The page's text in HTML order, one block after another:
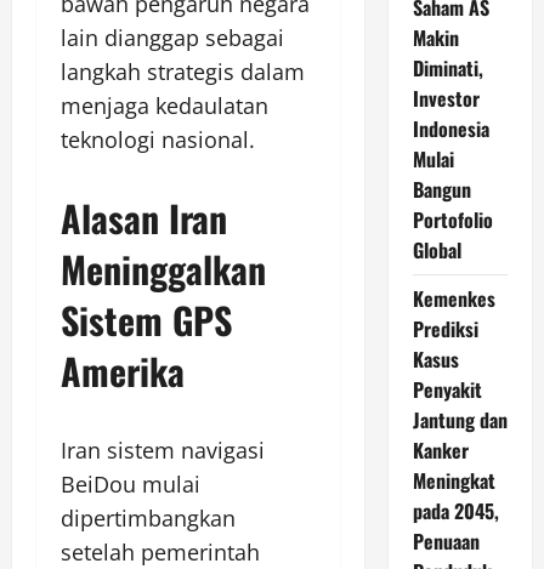
lain dianggap sebagai
langkah strategis dalam
menjaga kedaulatan
teknologi nasional.
Alasan Iran
Meninggalkan
Sistem GPS
Amerika
Iran sistem navigasi
BeiDou mulai
dipertimbangkan
setelah pemerintah
Saham AS
Makin
Diminati,
Investor
Indonesia
Mulai
Bangun
Portofolio
Global
Kemenkes
Prediksi
Kasus
Penyakit
Jantung dan
Kanker
Meningkat
pada 2045,
Penuaan